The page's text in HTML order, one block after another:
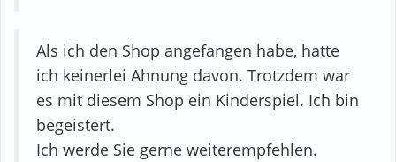
Als ich den Shop angefangen habe, hatte
ich keinerlei Ahnung davon. Trotzdem war
es mit diesem Shop ein Kinderspiel. Ich bin
begeistert.
Ich werde Sie gerne weiterempfehlen.